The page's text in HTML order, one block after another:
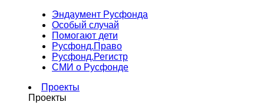
Эндаумент Русфонда
Особый случай
Помогают дети
Русфонд.Право
Русфонд.Регистр
СМИ о Русфонде
Проекты
Проекты